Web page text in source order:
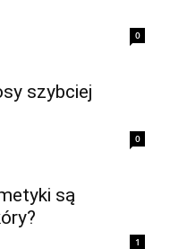
0
szybciej
0
są
1